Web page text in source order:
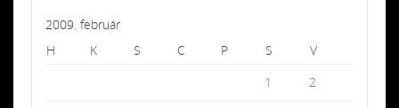
2009. február
H
K S C P S
V
1
2